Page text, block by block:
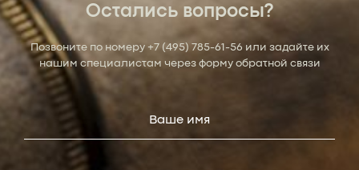
Остались вопросы?
Позвоните по номеру +7 (495) 785-61-56 или задайте их
нашим специалистам через форму обратной связи